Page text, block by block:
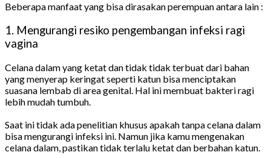
Beberapa manfaat yang bisa dirasakan perempuan antara lain :
1. Mengurangi resiko pengembangan infeksi ragi
vagina
Celana dalam yang ketat dan tidak tidak terbuat dari bahan
yang menyerap keringat seperti katun bisa menciptakan
suasana lembab di area genital. Hal ini membuat bakteri ragi
lebih mudah tumbuh.
Saat ini tidak ada penelitian khusus apakah tanpa celana dalam
bisa mengurangi infeksi ini. Namun jika kamu mengenakan
celana dalam, pastikan tidak terlalu ketat dan berbahan katun.